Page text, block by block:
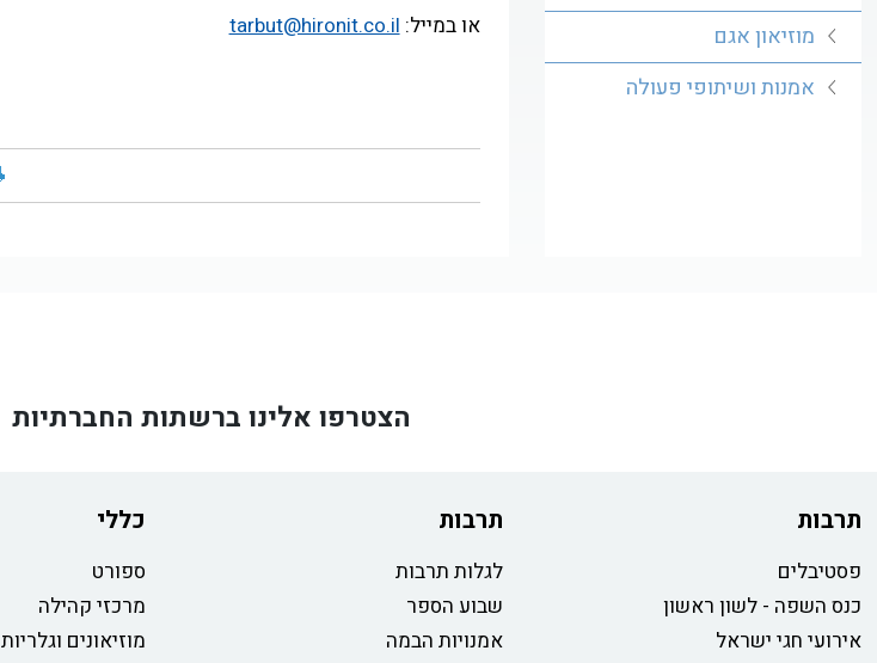
או במייל:tarbut@hironit.co.il
מוזיאון אגם
אמנות ושיתופי פעולה
הצטרפו אלינו ברשתות החברתיות
תרבות
פסטיבלים
כנס השפה - לשון ראשון
אירועי חגי ישראל
תרבות
לגלות תרבות
שבוע הספר
אמנויות הבמה
כללי
ספורט
מרכזי קהילה
מוזיאונים וגלריות